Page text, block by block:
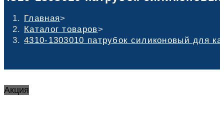
Главная>
Каталог товаров>
4310-1303010 патрубок силиконовый для
Акция